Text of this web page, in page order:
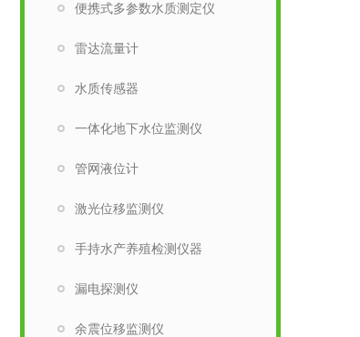
便携式多参数水质测定仪
雷达流量计
水质传感器
一体化地下水位监测仪
管网液位计
激光位移监测仪
手持水产养殖检测仪器
漏电探测仪
余震位移监测仪